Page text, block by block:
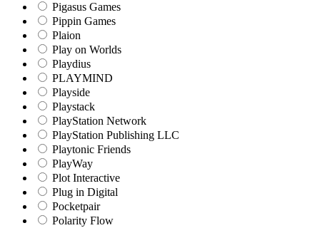
Pigasus Games
Pippin Games
Plaion
Play on Worlds
Playdius
PLAYMIND
Playside
Playstack
PlayStation Network
PlayStation Publishing LLC
Playtonic Friends
PlayWay
Plot Interactive
Plug in Digital
Pocketpair
Polarity Flow